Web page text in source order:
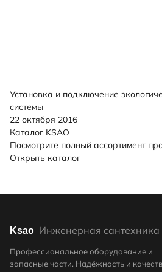
Установка и подключение
системы
22 октября 2016
Каталог KSAO
Посмотрите полный ассортимент
Открыть каталог
Ksao Инженерная сантехника
Профессиональное оборудование и
запасные части. Надёжность и